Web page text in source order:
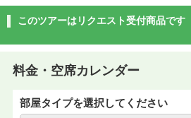
このツアーはリクエスト受付商品です
料金・空席カレンダー
部屋タイプを選択してください